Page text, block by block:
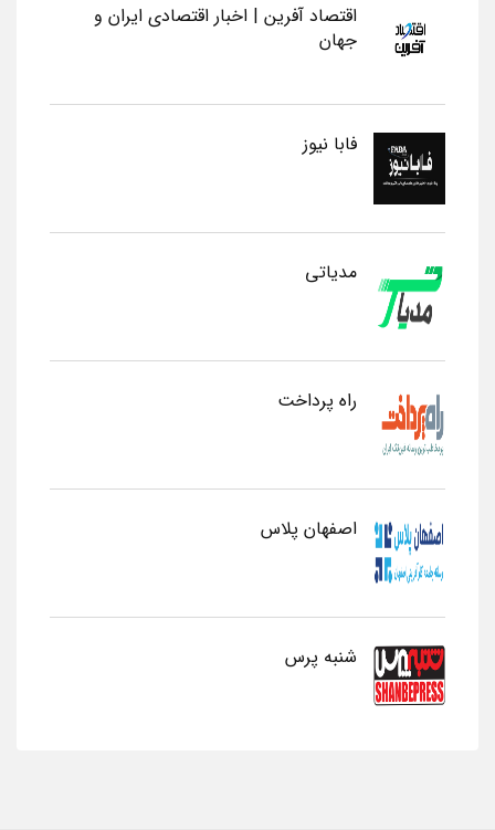
اقتصاد آفرین | اخبار اقتصادی ایران و
جهان
فابا نیوز
مدیاتی
راه پرداخت
اصفهان پلاس
شنبه پرس